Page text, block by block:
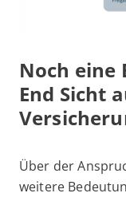
Noch eine
End Sicht
Über der
weitere